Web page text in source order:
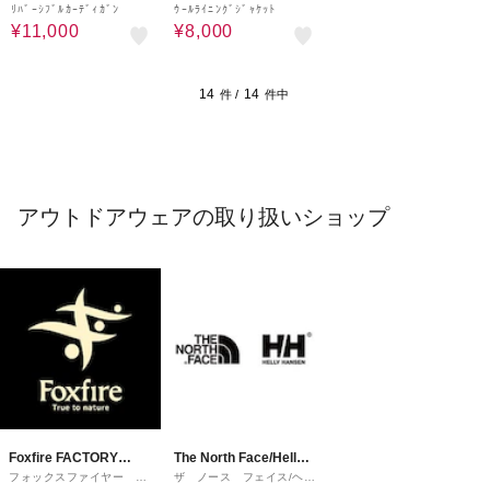
TLET
ﾘﾊﾞｰｼﾌﾞﾙｶｰﾃﾞｨｶﾞﾝ
¥11,000
TLET
ｳｰﾙﾗｲﾆﾝｸﾞｼﾞｬｹｯﾄ
¥8,000
14 件 / 14 件中
アウトドアウェアの取り扱いショップ
Foxfire FACTORY
OUTLET
フォックスファイヤー ﾌｧ
The North Face/Helly
Hansen
ザ ノース フェイス/ヘリ